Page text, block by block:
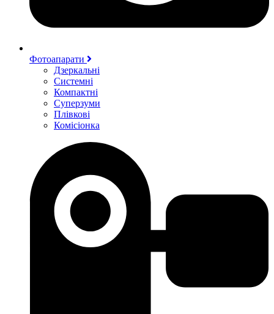
Фотоапарати
Дзеркальні
Системні
Компактні
Суперзуми
Плівкові
Комісіонка